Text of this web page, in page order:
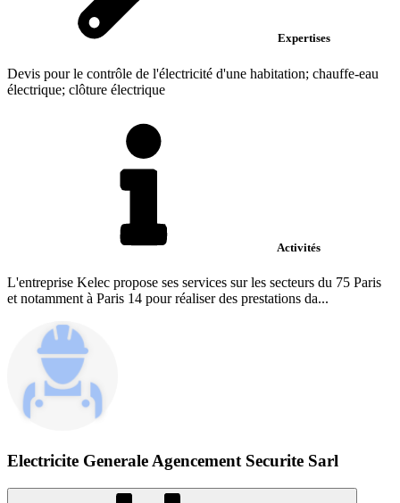
Expertises
Devis pour le contrôle de l'électricité d'une habitation; chauffe-eau
électrique; clôture électrique
Activités
L'entreprise Kelec propose ses services sur les secteurs du 75 Paris
et notamment à Paris 14 pour réaliser des prestations da...
Electricite Generale Agencement Securite Sarl